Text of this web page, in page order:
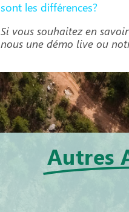
sont les différences?
Si vous souhaitez en
nous une démo live ou
Autres